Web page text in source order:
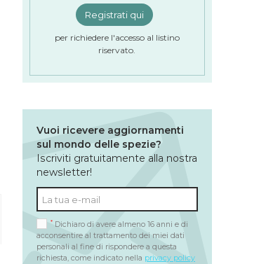
Registrati qui
per richiedere l'accesso al listino
riservato.
Vuoi ricevere aggiornamenti
sul mondo delle spezie?
Iscriviti gratuitamente alla nostra
newsletter!
*Dichiaro di avere almeno 16 anni e di
acconsentire al trattamento dei miei dati
personali al fine di rispondere a questa
richiesta, come indicato nella privacy policy